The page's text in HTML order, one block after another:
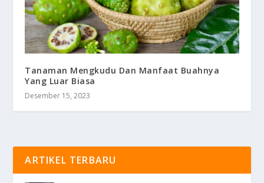
Tanaman Mengkudu Dan Manfaat Buahnya
Yang Luar Biasa
Desember 15, 2023
ARTIKEL TERBARU